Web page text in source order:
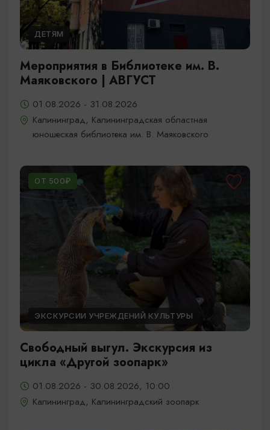
ДЕТЯМ
Мероприятия в Библиотеке им. В.
Маяковского | АВГУСТ
01.08.2026 - 31.08.2026
Калининград, Калининградская областная
юношеская библиотека им. В. Маяковского
ОТ 500₽
ЭКСКУРСИИ УЧРЕЖДЕНИЙ КУЛЬТУРЫ
Свободный выгул. Экскурсия из
цикла «Другой зоопарк»
01.08.2026 - 30.08.2026, 10:00
Калининград, Калининградский зоопарк